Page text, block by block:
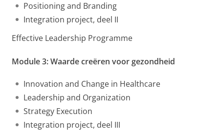
Positioning and Branding
Integration project, deel II
Effective Leadership Programme
Module 3: Waarde creëren voor gezondheid
Innovation and Change in Healthcare
Leadership and Organization
Strategy Execution
Integration project, deel III